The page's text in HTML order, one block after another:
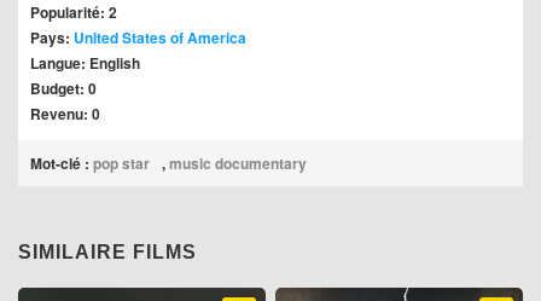
Popularité: 2
Pays: United States of America
Langue: English
Budget: 0
Revenu: 0
Mot-clé : pop star ,music documentary
SIMILAIRE FILMS